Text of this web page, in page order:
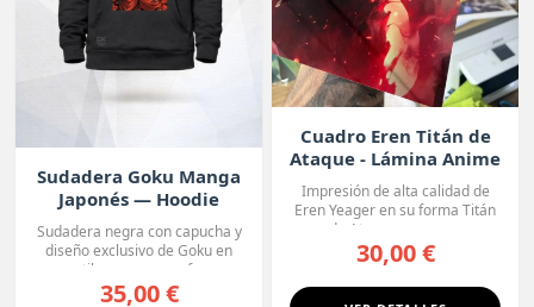
Sudadera Goku Manga
Japonés — Hoodie
Sudadera negra con capucha y
diseño exclusivo de Goku en
estilo manga, con fo...
35,00 €
Cuadro Eren Titán de
Ataque - Lámina Anime
Premium
Impresión de alta calidad de
Eren Yeager en su forma Titán
de Ataque, con un ...
30,00 €